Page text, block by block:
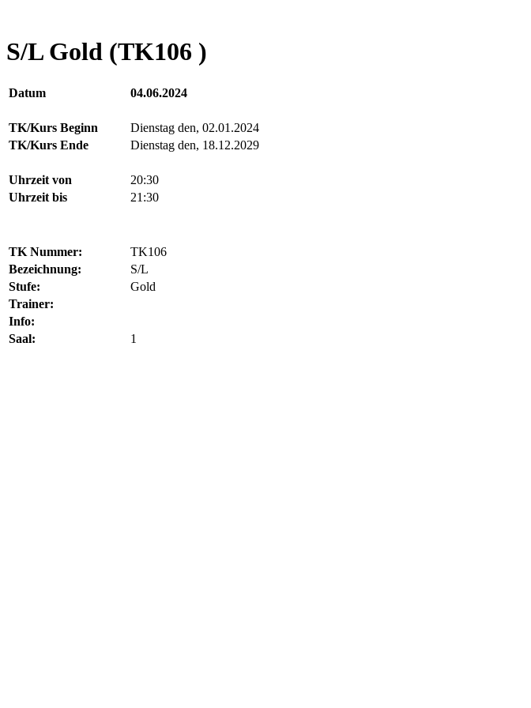
S/L Gold (TK106 )
Datum 04.06.2024
TK/Kurs Beginn
Dienstag den, 02.01.2024
TK/Kurs Ende
Dienstag den, 18.12.2029
Uhrzeit von
20:30
Uhrzeit bis
21:30
TK Nummer:
TK106
Bezeichnung:
S/L
Stufe:
Gold
Trainer:
Info:
Saal:
1